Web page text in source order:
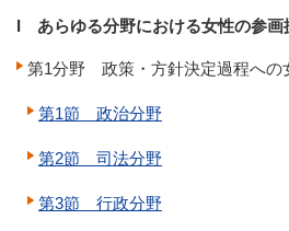
I あらゆる分野における女性の参画
第1分野 政策・方針決定過程への
第1節 政治分野
第2節 司法分野
第3節 行政分野